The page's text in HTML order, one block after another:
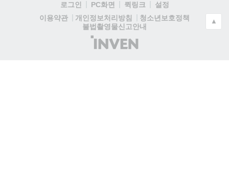
로그인 PC화면 퀵링크
설정
이용약관
개인정보처리방침
청소년보호정책
불법촬영물신고안내
(주)
인
▲